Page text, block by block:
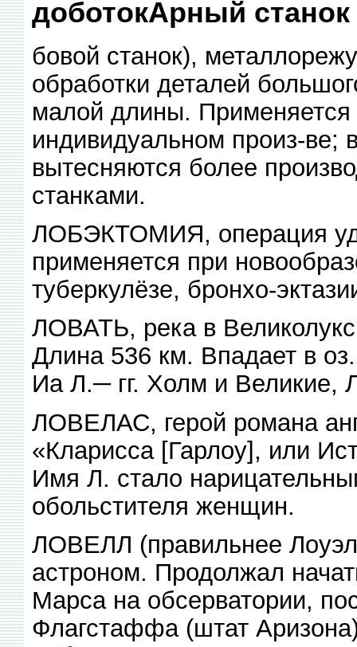
доботокАрный станок
бовой станок),
обработки деталей
малой длины.
индивидуальном произ-ве;
вытесняются более
станками.
ЛОБЭКТОМИЯ, операция
применяется при
туберкулёзе, бронхо-
ЛОВАТЬ, река в
Длина 536 км. Впадает в
Иа Л.─ гг. Холм и Великие,
ЛОВЕЛАС, герой романа
«Кларисса [Гарлоу], или
Имя Л. стало
обольстителя женщин.
ЛОВЕЛЛ (правильнее
астроном. Продолжал
Марса на обсерватории,
Флагстаффа (штат